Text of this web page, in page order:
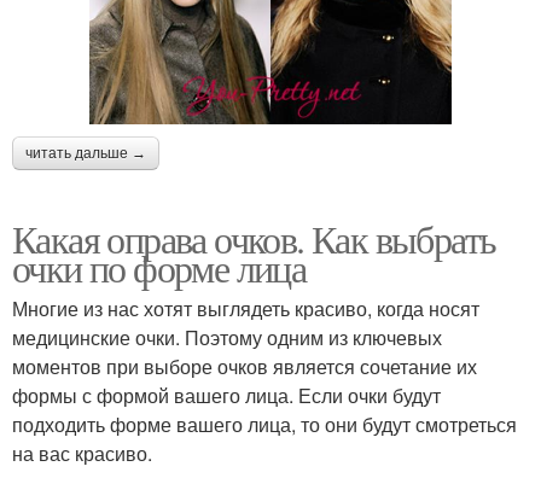
читать дальше →
Какая оправа очков. Как выбрать
очки по форме лица
Многие из нас хотят выглядеть красиво, когда носят
медицинские очки. Поэтому одним из ключевых
моментов при выборе очков является сочетание их
формы с формой вашего лица. Если очки будут
подходить форме вашего лица, то они будут смотреться
на вас красиво.